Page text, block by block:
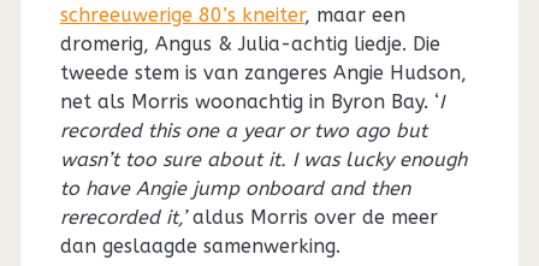
schreeuwerige 80’s kneiter, maar een
dromerig, Angus & Julia-achtig liedje. Die
tweede stem is van zangeres Angie Hudson,
net als Morris woonachtig in Byron Bay. ‘I
recorded this one a year or two ago but
wasn’t too sure about it. I was lucky enough
to have Angie jump onboard and then
rerecorded it,’aldus Morris over de meer
dan geslaagde samenwerking.